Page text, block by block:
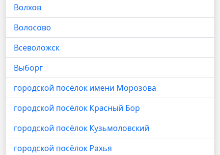
Волхов
Волосово
Всеволожск
Выборг
городской посёлок имени Морозова
городской посёлок Красный Бор
городской посёлок Кузьмоловский
городской посёлок Рахья